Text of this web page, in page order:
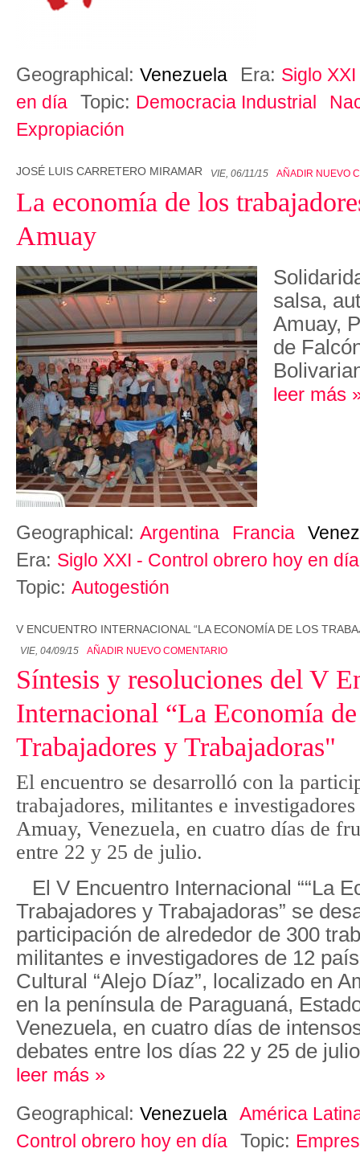
Geographical: Venezuela Era: Siglo
en día
Topic: Democracia Industrial
Expropiación
JOSÉ LUIS CARRETERO MIRAMAR VIE, 06/11/15 AÑADIR NUEVO
La economía de los
Amuay
salsa,
Amuay,
de
leer más
Geographical: Argentina Francia
Era: Siglo XXI - Control obrero hoy en día
Topic: Autogestión
V ENCUENTRO INTERNACIONAL “LA ECONOMÍA DE LOS
VIE, 04/09/15 AÑADIR NUEVO COMENTARIO
Síntesis y resoluciones del V
Internacional “La Economía
Trabajadores y Trabajadoras"
El encuentro se desarrolló con la
trabajadores, militantes e investigadores
Amuay, Venezuela, en cuatro días de
entre 22 y 25 de julio.
El V Encuentro Internacional ““La
Trabajadores y Trabajadoras” se
participación de alrededor de 300
militantes e investigadores de 12
Cultural “Alejo Díaz”, localizado en
en la península de Paraguaná,
Venezuela, en cuatro días de
debates entre los días 22 y 25 de
leer más »
Geographical: Venezuela América
Control obrero hoy en día
Topic: